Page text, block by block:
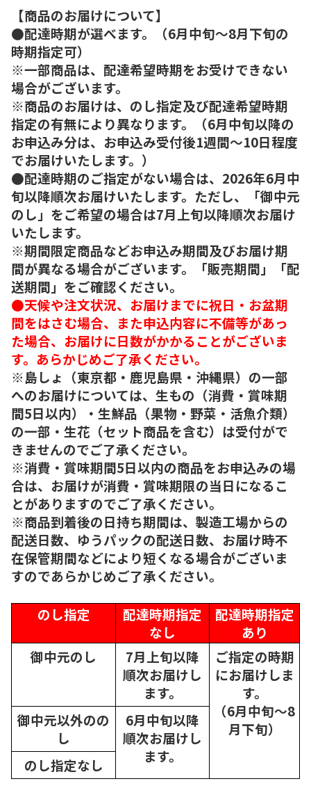
【商品のお届けについて】
●配達時期が選べます。（6月中旬～8月下旬の
時期指定可）
※一部商品は、配達希望時期をお受けできない
場合がございます。
※商品のお届けは、のし指定及び配達希望時期
指定の有無により異なります。（6月中旬以降の
お申込み分は、お申込み受付後1週間～10日程度
でお届けいたします。）
●配達時期のご指定がない場合は、2026年6月中
旬以降順次お届けいたします。ただし、「御中元
のし」をご希望の場合は7月上旬以降順次お届け
いたします。
※期間限定商品などお申込み期間及びお届け期
間が異なる場合がございます。「販売期間」「配
送期間」をご確認ください。
●天候や注文状況、お届けまでに祝日・お盆期
間をはさむ場合、また申込内容に不備等があっ
た場合、お届けに日数がかかることがございま
す。あらかじめご了承ください。
※島しょ（東京都・鹿児島県・沖縄県）の一部
へのお届けについては、生もの（消費・賞味期
間5日以内）・生鮮品（果物・野菜・活魚介類）
の一部・生花（セット商品を含む）は受付がで
きませんのでご了承ください。
※消費・賞味期間5日以内の商品をお申込みの場
合は、お届けが消費・賞味期限の当日になるこ
とがありますのでご了承ください。
※商品到着後の日持ち期間は、製造工場からの
配送日数、ゆうパックの配送日数、お届け時不
在保管期間などにより短くなる場合がございま
すのであらかじめご了承ください。
のし指定
配達時期指定
なし
配達時期指定
あり
御中元のし
7月上旬以降
順次お届けし
ます。
ご指定の時期
にお届けしま
す。
（6月中旬～8
月下旬）
御中元以外のの
し
6月中旬以降
順次お届けし
ます。
のし指定なし